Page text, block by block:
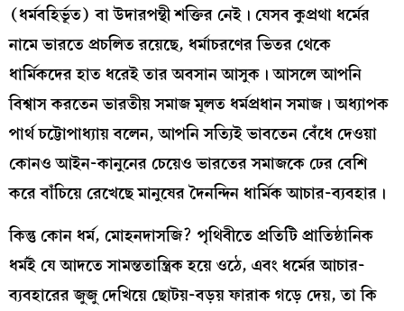
(ধর্মবহির্ভূত) বা উদারপন্থী শক্তির নেই। যেসব কুপ্রথা ধর্মের
নামে ভারতে প্রচলিত রয়েছে, ধর্মাচরণের ভিতর থেকে
ধার্মিকদের হাত ধরেই তার অবসান আসুক। আসলে আপনি
বিশ্বাস করতেন ভারতীয় সমাজ মূলত ধর্মপ্রধান সমাজ। অধ্যাপক
পার্থ চট্টোপাধ্যায় বলেন, আপনি সত্যিই ভাবতেন বেঁধে দেওয়া
কোনও আইন-কানুনের চেয়েও ভারতের সমাজকে ঢের বেশি
করে বাঁচিয়ে রেখেছে মানুষের দৈনন্দিন ধার্মিক আচার-ব্যবহার।
কিন্তু কোন ধর্ম, মোহনদাসজি? পৃথিবীতে প্রতিটি প্রাতিষ্ঠানিক
ধর্মই যে আদতে সামন্ততান্ত্রিক হয়ে ওঠে, এবং ধর্মের আচার-
ব্যবহারের জুজু দেখিয়ে ছোটয়-বড়য় ফারাক গড়ে দেয়, তা কি